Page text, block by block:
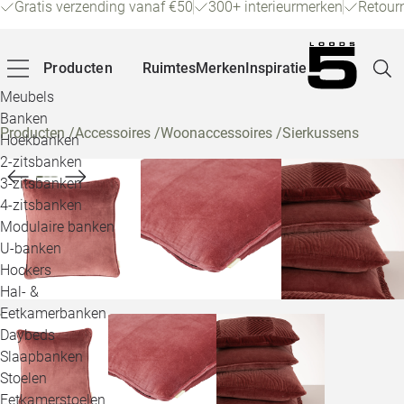
Gratis verzending vanaf €50 300+ interieurmerken
Producten
Meubels
Banken
Hoekbanken
2-zitsbanken
3-zitsbanken
4-zitsbanken
Modulaire banken
U-banken
Hockers
Hal- &
Eetkamerbanken
Daybeds
Slaapbanken
Stoelen
Eetkamerstoelen
RuimtesMerkenInspiratie
Producten/Accessoires /Woonaccessoires /Sierkussens